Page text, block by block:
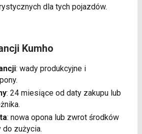
dla tych pojazdów.
Kumho
: wady produkcyjne i
: 24 miesiące od daty zakupu lub
: nowa opona lub zwrot środków
do zużycia.